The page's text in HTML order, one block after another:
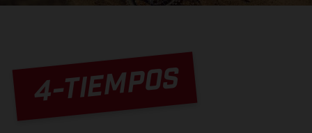
4-TIEMPOS